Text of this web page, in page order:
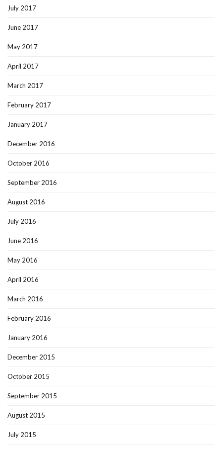
July 2017
June 2017
May 2017
April 2017
March 2017
February 2017
January 2017
December 2016
October 2016
September 2016
August 2016
July 2016
June 2016
May 2016
April 2016
March 2016
February 2016
January 2016
December 2015
October 2015
September 2015
August 2015
July 2015